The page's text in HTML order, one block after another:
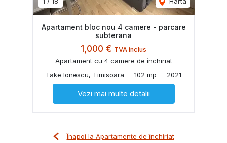
Apartament bloc nou 4 camere - parcare
subterana
1,000 € TVA inclus
Apartament cu 4 camere de închiriat
Take Ionescu, Timisoara
102 mp 2021
Vezi mai multe detalii
Înapoi la Apartamente de închiriat